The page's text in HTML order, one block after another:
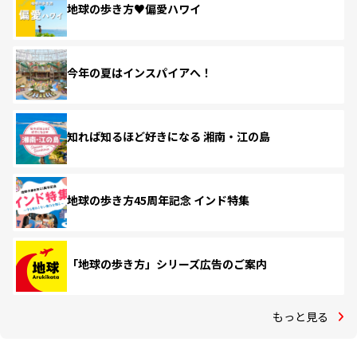
地球の歩き方♥偏愛ハワイ
今年の夏はインスパイアへ！
知れば知るほど好きになる 湘南・江の島
地球の歩き方45周年記念 インド特集
「地球の歩き方」シリーズ広告のご案内
もっと見る